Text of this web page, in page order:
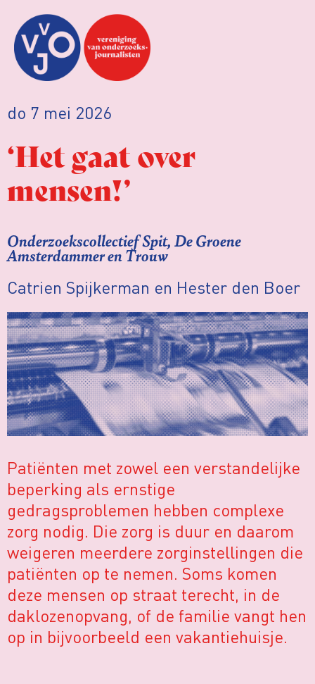
do 7 mei 2026
‘Het gaat over
mensen!’
Onderzoekscollectief Spit, De Groene
Amsterdammer en Trouw
Catrien Spijkerman en Hester den Boer
Patiënten met zowel een verstandelijke
beperking als ernstige
gedragsproblemen hebben complexe
zorg nodig. Die zorg is duur en daarom
weigeren meerdere zorginstellingen die
patiënten op te nemen. Soms komen
deze mensen op straat terecht, in de
daklozenopvang, of de familie vangt hen
op in bijvoorbeeld een vakantiehuisje.